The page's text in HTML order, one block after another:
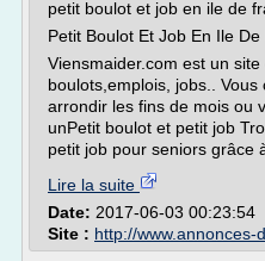
petit boulot et job en ile de
Petit Boulot Et Job En Ile
Viensmaider.com est un
boulots,emplois, jobs..
arrondir les fins de mois ou
unPetit boulot et petit job
petit job pour seniors grâce
Lire la suite
Date: 2017-06-03 00:23:54
Site : http://www.annonces-